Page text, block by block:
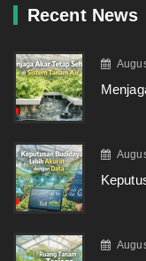
Recent News